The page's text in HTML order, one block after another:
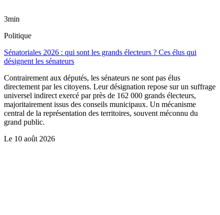
3min
Politique
Sénatoriales 2026 : qui sont les grands électeurs ? Ces élus qui
désignent les sénateurs
Contrairement aux députés, les sénateurs ne sont pas élus
directement par les citoyens. Leur désignation repose sur un suffrage
universel indirect exercé par près de 162 000 grands électeurs,
majoritairement issus des conseils municipaux. Un mécanisme
central de la représentation des territoires, souvent méconnu du
grand public.
Le 10 août 2026